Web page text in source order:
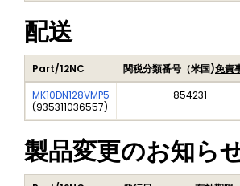
配送
Part/12NC 関税分類番号（米国)免責
MK10DN128VMP5
(935311036557)
854231
製品変更のお知ら